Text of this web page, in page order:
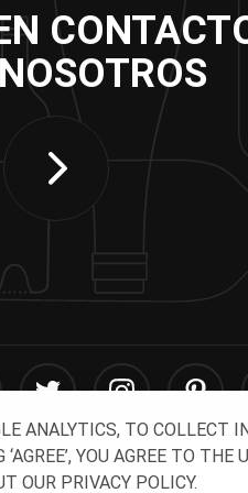
ANALYTICS, TO COLLECT
YOU AGREE TO THE
OUR PRIVACY POLICY.